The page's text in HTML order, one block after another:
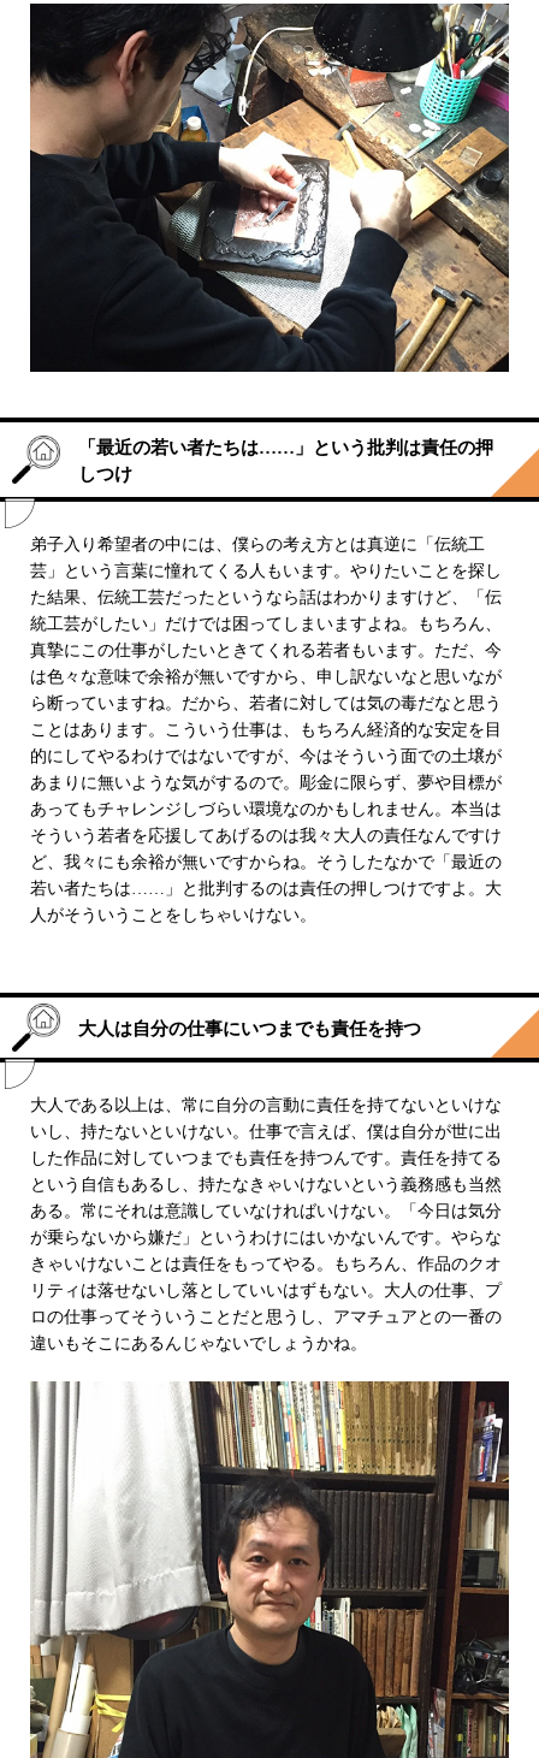
「最近の若い者たちは……」という批判は責任の押
しつけ
弟子入り希望者の中には、僕らの考え方とは真逆に「伝統工
芸」という言葉に憧れてくる人もいます。やりたいことを探し
た結果、伝統工芸だったというなら話はわかりますけど、「伝
統工芸がしたい」だけでは困ってしまいますよね。もちろん、
真摯にこの仕事がしたいときてくれる若者もいます。ただ、今
は色々な意味で余裕が無いですから、申し訳ないなと思いなが
ら断っていますね。だから、若者に対しては気の毒だなと思う
ことはあります。こういう仕事は、もちろん経済的な安定を目
的にしてやるわけではないですが、今はそういう面での土壌が
あまりに無いような気がするので。彫金に限らず、夢や目標が
あってもチャレンジしづらい環境なのかもしれません。本当は
そういう若者を応援してあげるのは我々大人の責任なんですけ
ど、我々にも余裕が無いですからね。そうしたなかで「最近の
若い者たちは……」と批判するのは責任の押しつけですよ。大
人がそういうことをしちゃいけない。
大人は自分の仕事にいつまでも責任を持つ
大人である以上は、常に自分の言動に責任を持てないといけな
いし、持たないといけない。仕事で言えば、僕は自分が世に出
した作品に対していつまでも責任を持つんです。責任を持てる
という自信もあるし、持たなきゃいけないという義務感も当然
ある。常にそれは意識していなければいけない。「今日は気分
が乗らないから嫌だ」というわけにはいかないんです。やらな
きゃいけないことは責任をもってやる。もちろん、作品のクオ
リティは落せないし落としていいはずもない。大人の仕事、プ
ロの仕事ってそういうことだと思うし、アマチュアとの一番の
違いもそこにあるんじゃないでしょうかね。